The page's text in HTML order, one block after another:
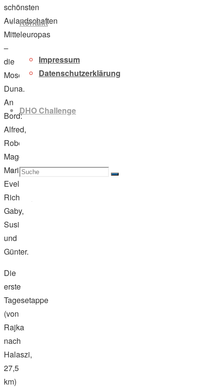
Kontakt
Impressum
Datenschutzerklärung
DHO Challenge
Suche
Suchen
Suche
schönsten
Aulandschaften
Mitteleuropas
–
die
Mosoni
Duna.
An
Bord:
Alfred,
Robert,
Magdalena,
Maria,
Eveline,
Richard,
Gaby,
Susi
und
Günter.
Die
erste
Tagesetappe
(von
Rajka
nach
Halaszi,
27,5
km)